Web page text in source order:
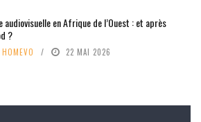
audiovisuelle en Afrique de l’Ouest : et après
?
HOMEVO 22 MAI 2026